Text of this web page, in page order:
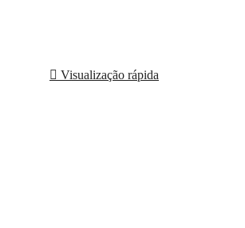
Visualização rápida